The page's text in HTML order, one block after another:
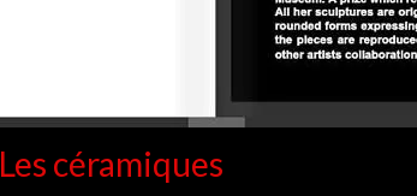
Les céramiques